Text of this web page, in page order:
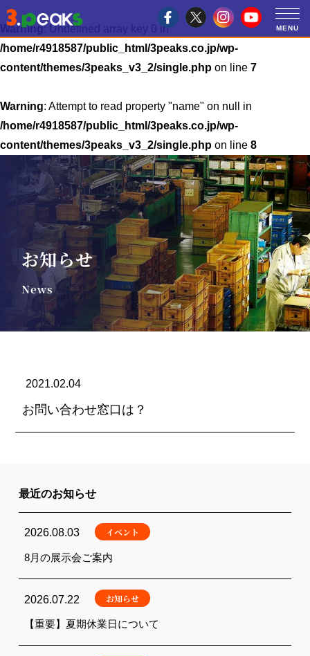
Warning: Undefined array key 0 in
/home/r4918587/public_html/3peaks.co.jp/wp-
content/themes/3peaks_v3_2/single.php on line 7
Warning: Attempt to read property "name" on null in
/home/r4918587/public_html/3peaks.co.jp/wp-
content/themes/3peaks_v3_2/single.php on line 8
お知らせ
News
2021.02.04
お問い合わせ窓口は？
最近のお知らせ
2026.08.03 イベント
8月の展示会ご案内
2026.07.22 お知らせ
【重要】夏期休業日について